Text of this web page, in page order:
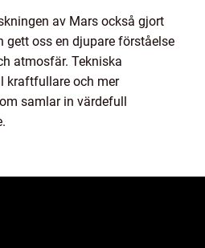
av Mars också gjort
gett oss en djupare förståelse
atmosfär. Tekniska
kraftfullare och mer
samlar in värdefull